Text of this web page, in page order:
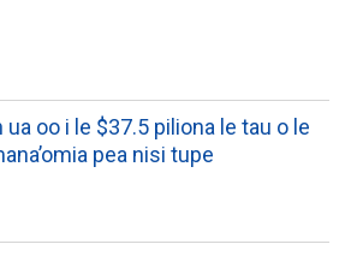
oo i le $37.5 piliona le tau o le
pea nisi tupe